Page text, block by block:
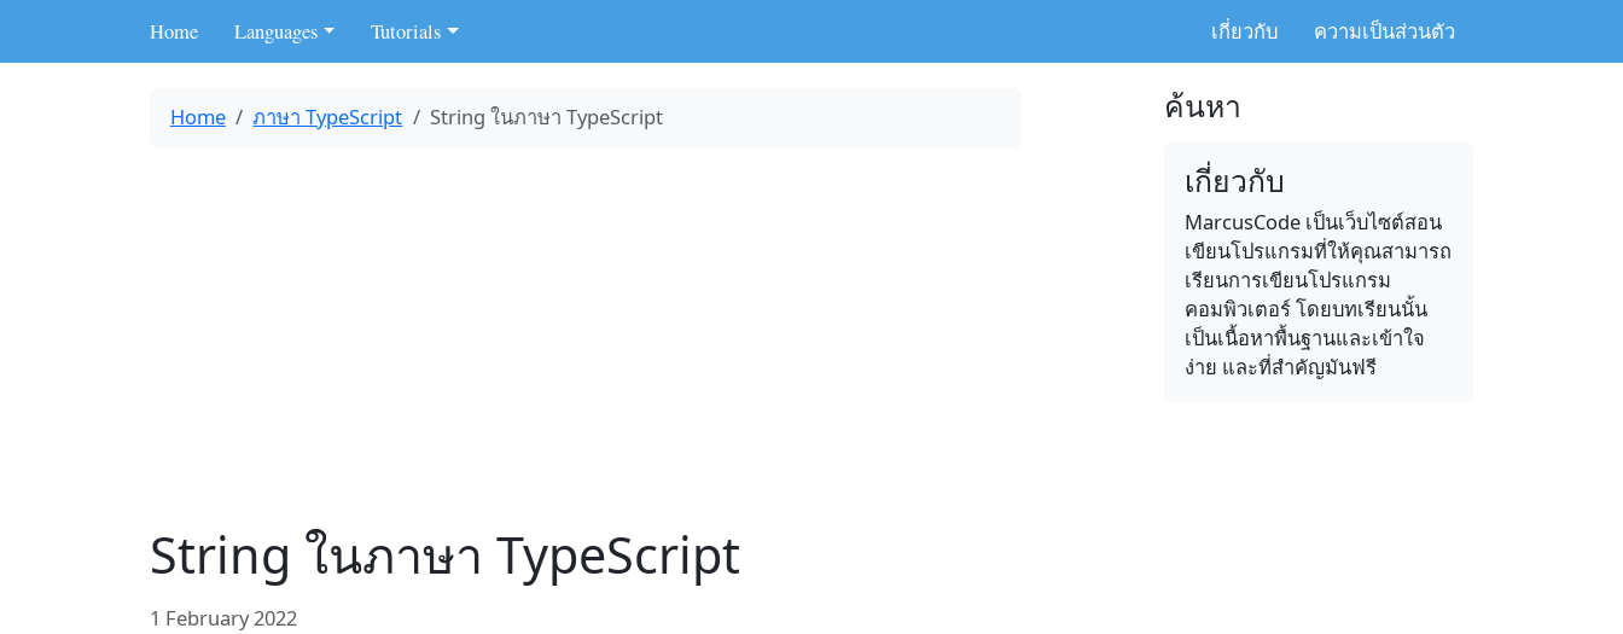
Home Languages Tutorials เกี่ยวกับ ความเป็นส่วนตัว
Home ภาษา TypeScript String ในภาษา TypeScript
String ในภาษา TypeScript
1 February 2022
ค้นหา
เกี่ยวกับ
MarcusCode เป็นเว็บไซต์สอน
เขียนโปรแกรมที่ให้คุณสามารถ
เรียนการเขียนโปรแกรม
คอมพิวเตอร์ โดยบทเรียนนั้น
เป็นเนื้อหาพื้นฐานและเข้าใจ
ง่าย และที่สำคัญมันฟรี